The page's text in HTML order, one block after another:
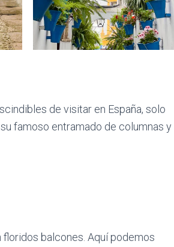
de visitar en España, solo
famoso entramado de columnas y
balcones. Aquí podemos